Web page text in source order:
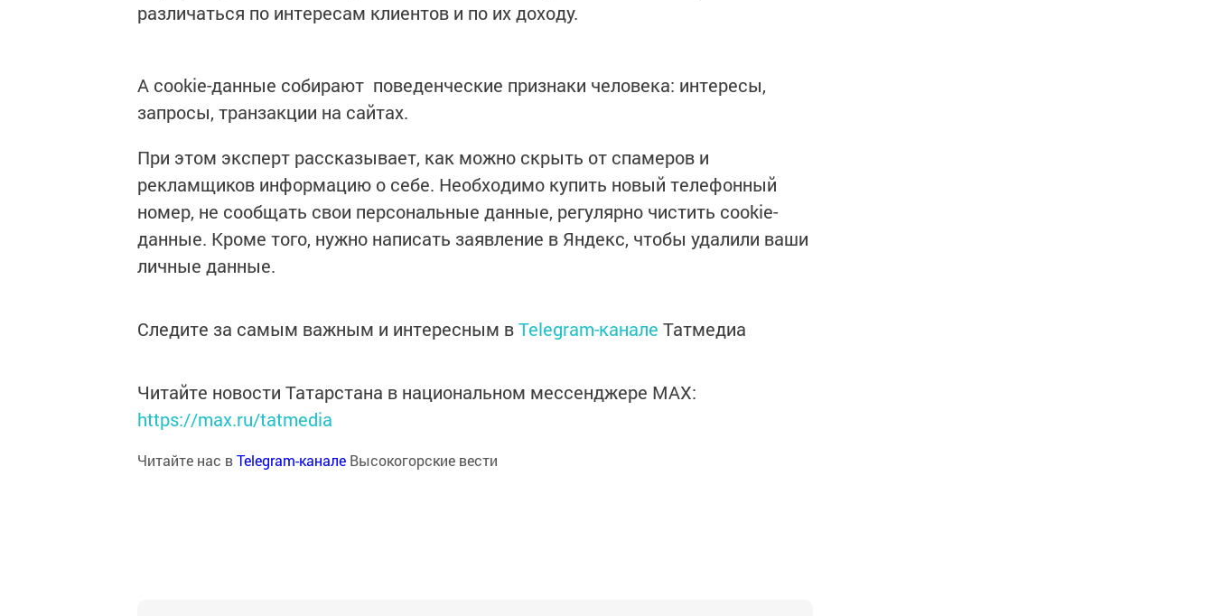
различаться по интересам клиентов и по их доходу.
А cookie-данные собирают поведенческие признаки человека: интересы,
запросы, транзакции на сайтах.
При этом эксперт рассказывает, как можно скрыть от спамеров и
рекламщиков информацию о себе. Необходимо купить новый телефонный
номер, не сообщать свои персональные данные, регулярно чистить cookie-
данные. Кроме того, нужно написать заявление в Яндекс, чтобы удалили ваши
личные данные.
Следите за самым важным и интересным вTelegram-канале Татмедиа
Читайте новости Татарстана в национальном мессенджере MАХ:
https://max.ru/tatmedia
Читайте нас вTelegram-канале Высокогорские вести